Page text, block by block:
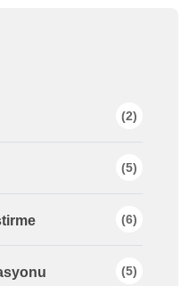
(2)
(5)
(6)
(5)